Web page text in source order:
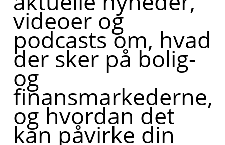
videoer og
podcasts om, hvad
der sker på bolig-
og
finansmarkederne,
og hvordan det
kan påvirke din